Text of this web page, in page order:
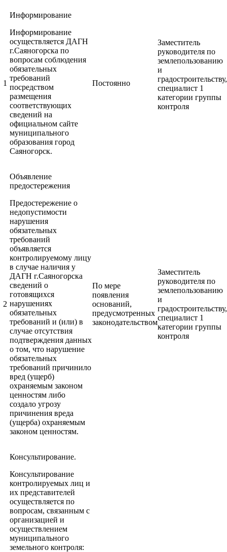
1
Информирование
Информирование
осуществляется ДАГН
г.Саяногорска по
вопросам соблюдения
обязательных
требований
посредством
размещения
соответствующих
сведений на
официальном сайте
муниципального
образования город
Саяногорск.
Постоянно
Заместитель
руководителя по
землепользованию
и
градостроительству,
специалист 1
категории группы
контроля
2
Объявление
предостережения
Предостережение о
недопустимости
нарушения
обязательных
требований
объявляется
контролируемому лицу
в случае наличия у
ДАГН г.Саяногорска
сведений о
готовящихся
нарушениях
обязательных
требований и (или) в
случае отсутствия
подтверждения данных
о том, что нарушение
обязательных
требований причинило
вред (ущерб)
охраняемым законом
ценностям либо
создало угрозу
причинения вреда
(ущерба) охраняемым
законом ценностям.
По мере
появления
оснований,
предусмотренных
законодательством
Заместитель
руководителя по
землепользованию
и
градостроительству,
специалист 1
категории группы
контроля
Консультирование.
Консультирование
контролируемых лиц и
их представителей
осуществляется по
вопросам, связанным с
организацией и
осуществлением
муниципального
земельного контроля: